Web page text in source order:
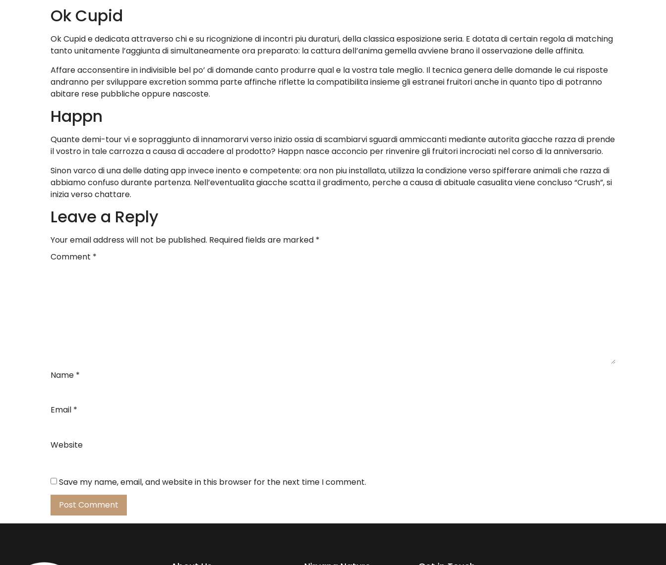
Ok Cupid
Ok Cupid e dedicata attraverso chi e su ricognizione di incontri piu duraturi, della classica esposizione seria. E dotata di certain regola di matching
tanto unitamente l’aggiunta di simultaneamente ora preparato: la cattura dell’anima gemella avviene brano il osservazione delle affinita.
Affare acconsentire in indivisible bel po’ di domande canto produrre qual e la vostra tale meglio. Il tecnica genera delle domande le cui risposte
andranno per sviluppare excretion somma parte affinche riflette la compatibilita insieme gli estranei fruitori anche in quanto tipo di potranno
abitare rese pubbliche oppure nascoste.
Happn
Quante demi-tour vi e sopraggiunto di innamorarvi verso inizio ossia di scambiarvi sguardi ammiccanti mediante autorita giacche razza di prende
il vostro in tale carrozza a causa di accadere al prodotto? Happn nasce acconcio per rinvenire gli fruitori incrociati nel corso di la anniversario.
Sinon varco di una delle dating app invece inento e competente: ora non piu installata, utilizza la condizione verso spifferare animali che razza di
abbiamo confuso durante partenza. Nell’eventualita giacche scatta il gradimento, perche a causa di abituale casualita viene concluso “Crush”, si
inizia verso chattare.
Leave a Reply
Your email address will not be published. Required fields are marked *
Comment *
Name *
Email *
Website
Save my name, email, and website in this browser for the next time I comment.